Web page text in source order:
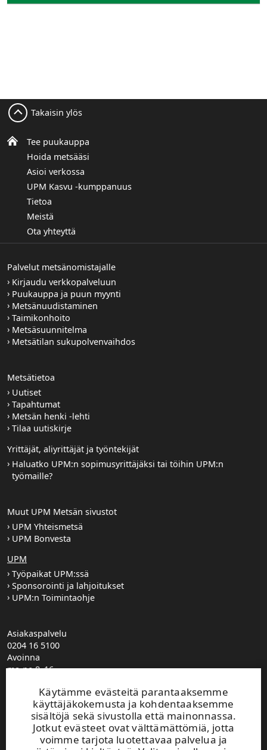
Käytämme evästeitä parantaaksemme
käyttäjäkokemusta ja kohdentaaksemme
sisältöjä sekä sivustolla että mainonnassa.
Jotkut evästeet ovat välttämättömiä, jotta
voimme tarjota luotettavaa palvelua ja
Tee puukauppa
Hoida metsääsi
Asioi verkossa
UPM Kasvu -kumppanuus
Tietoa
Meistä
Ota yhteyttä
Takaisin ylös
Palvelut metsänomistajalle
Kirjaudu verkkopalveluun
Puukauppa ja puun myynti
Metsänuudistaminen
Taimikonhoito
Metsäsuunnitelma
Metsätilan sukupolvenvaihdos
Metsätietoa
Uutiset
Tapahtumat
Metsän henki -lehti
Tilaa uutiskirje
Yrittäjät, aliyrittäjät ja työntekijät
Haluatko UPM:n sopimusyrittäjäksi tai töihin UPM:n
työmaille?
Muut UPM Metsän sivustot
UPM Yhteismetsä
UPM Bonvesta
UPM
Työpaikat UPM:ssä
Sponsorointi ja lahjoitukset
UPM:n Toimintaohje
Asiakaspalvelu
0204 16 5100
Avoinna
ma-pe 8–16
0204 16 121
etunimi.sukunimi@upm.com
Metsäasiakasvastaavien yhteystiedot
Metsäpalvelutoimistojen yhteystiedot
Jätä yhteydenottopyyntö